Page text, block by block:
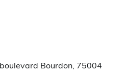
Bourdon, 75004